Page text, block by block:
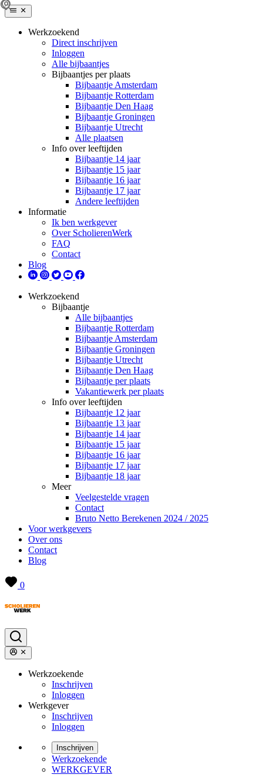
Werkzoekend
Direct inschrijven
Inloggen
Alle bijbaantjes
Bijbaantjes per plaats
Bijbaantje Amsterdam
Bijbaantje Rotterdam
Bijbaantje Den Haag
Bijbaantje Groningen
Bijbaantje Utrecht
Alle plaatsen
Info over leeftijden
Bijbaantje 14 jaar
Bijbaantje 15 jaar
Bijbaantje 16 jaar
Bijbaantje 17 jaar
Andere leeftijden
Informatie
Ik ben werkgever
Over ScholierenWerk
FAQ
Contact
Blog
Werkzoekend
Bijbaantje
Alle bijbaantjes
Bijbaantje Rotterdam
Bijbaantje Amsterdam
Bijbaantje Groningen
Bijbaantje Utrecht
Bijbaantje Den Haag
Bijbaantje per plaats
Vakantiewerk per plaats
Info over leeftijden
Bijbaantje 12 jaar
Bijbaantje 13 jaar
Bijbaantje 14 jaar
Bijbaantje 15 jaar
Bijbaantje 16 jaar
Bijbaantje 17 jaar
Bijbaantje 18 jaar
Meer
Veelgestelde vragen
Contact
Bruto Netto Berekenen 2024 / 2025
Voor werkgevers
Over ons
Contact
Blog
0
Werkzoekende
Inschrijven
Inloggen
Werkgever
Inschrijven
Inloggen
Inschrijven
Werkzoekende
WERKGEVER